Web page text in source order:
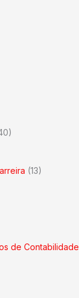
(13)
de Contabilidade